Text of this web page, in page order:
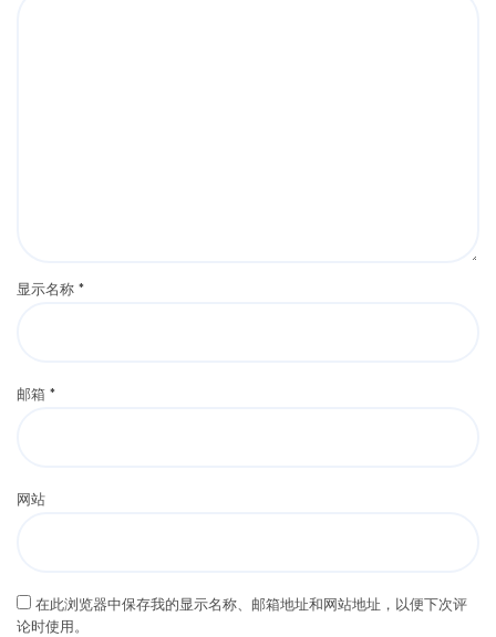
显示名称 *
邮箱 *
网站
在此浏览器中保存我的显示名称、邮箱地址和网站地址，以便下次评
论时使用。